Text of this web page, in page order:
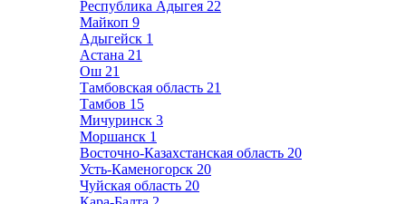
Республика Адыгея 22
Майкоп 9
Адыгейск 1
Астана 21
Ош 21
Тамбовская область 21
Тамбов 15
Мичуринск 3
Моршанск 1
Восточно-Казахстанская область 20
Усть-Каменогорск 20
Чуйская область 20